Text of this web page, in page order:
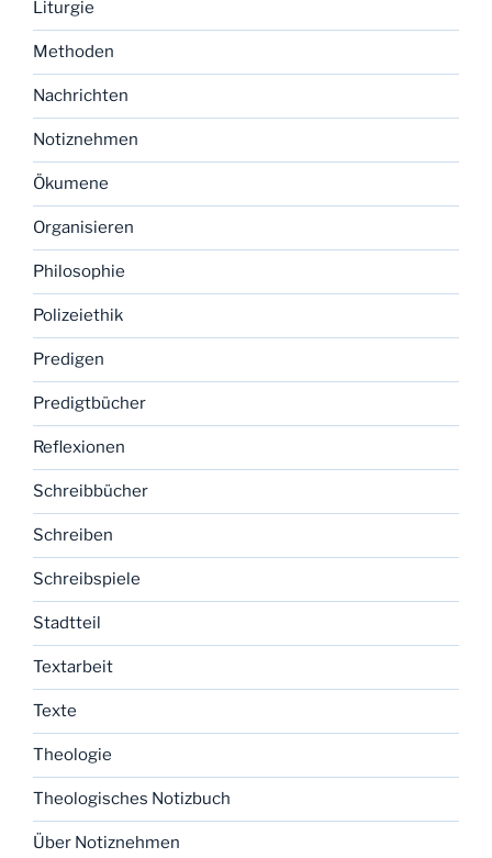
Liturgie
Methoden
Nachrichten
Notiznehmen
Ökumene
Organisieren
Philosophie
Polizeiethik
Predigen
Predigtbücher
Reflexionen
Schreibbücher
Schreiben
Schreibspiele
Stadtteil
Textarbeit
Texte
Theologie
Theologisches Notizbuch
Über Notiznehmen